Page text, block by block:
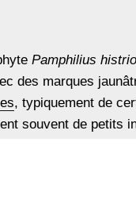
Pamphilius histrio
des marques
, typiquement de
souvent de petits